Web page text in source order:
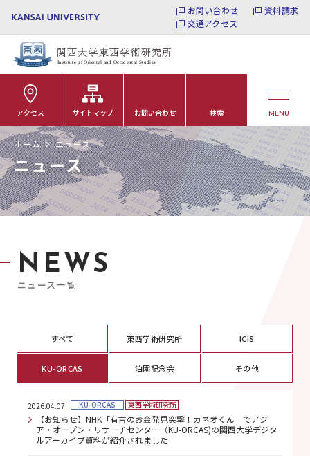
お問い合わせ
資料請求
交通アクセス
MENU
検索
お問い合わせ
サイトマップ
アクセス
ホーム ニュース
ニュース
NEWS
ニュース一覧
すべて 東西学術研究所 ICIS
KU-ORCAS 泊園記念会 その他
2026.04.07 KU-ORCAS 東西学術研究所
【お知らせ】NHK「有吉のお金発見突撃！カネオくん」でアジ
ア・オープン・リサーチセンター（KU-ORCAS)の関西大学デジタ
ルアーカイブ資料が紹介されました